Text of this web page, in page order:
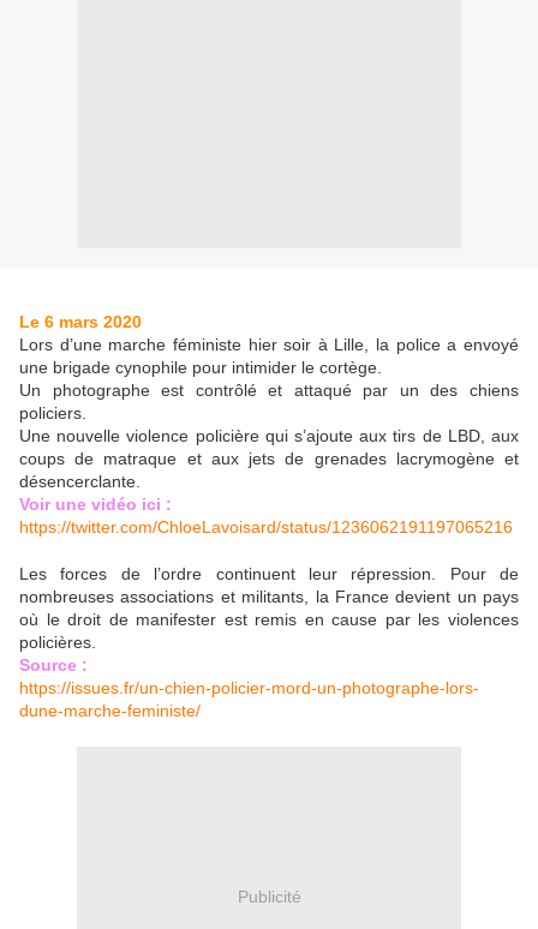
Le 6 mars 2020
Lors d’une marche féministe hier soir à Lille, la police a envoyé
une brigade cynophile pour intimider le cortège.
Un photographe est contrôlé et attaqué par un des chiens
policiers.
Une nouvelle violence policière qui s’ajoute aux tirs de LBD, aux
coups de matraque et aux jets de grenades lacrymogène et
désencerclante.
Voir une vidéo ici :
https://twitter.com/ChloeLavoisard/status/1236062191197065216
Les forces de l’ordre continuent leur répression. Pour de
nombreuses associations et militants, la France devient un pays
où le droit de manifester est remis en cause par les violences
policières.
Source :
https://issues.fr/un-chien-policier-mord-un-photographe-lors-
dune-marche-feministe/
Publicité